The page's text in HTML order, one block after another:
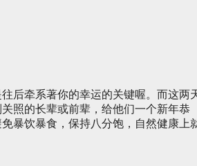
后牵系著你的幸运的关键喔。而这两
照的长辈或前辈，给他们一个新年恭
暴饮暴食，保持八分饱，自然健康上